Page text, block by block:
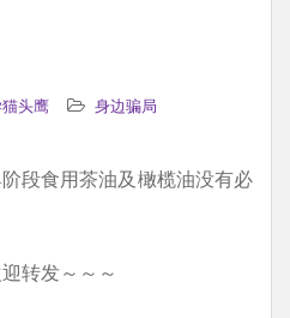
头鹰 身边骗局
段食用茶油及橄榄油没有必
转发～～～